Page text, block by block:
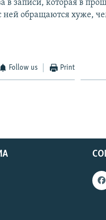
в записи, которая в
ней обращаются хуже,
Follow us Print